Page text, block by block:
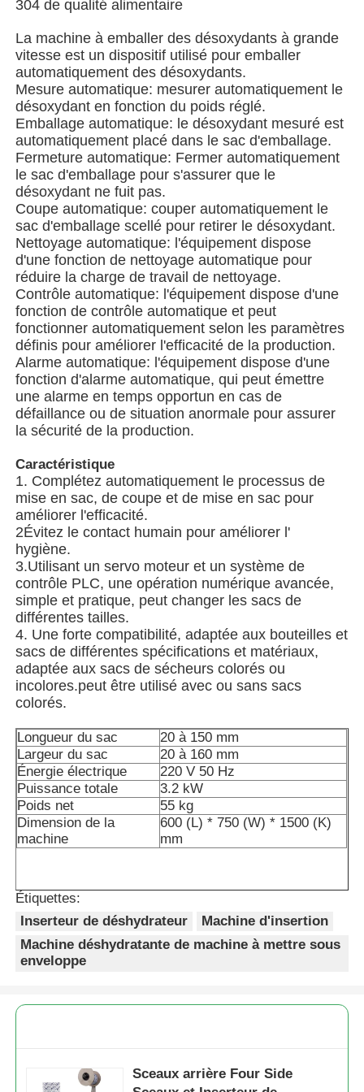
À propos de nous
Visite de l'usine
Contrôle de qualité
Nous contacter
nouvelles
Les affaires
Machines à emballer en rotation
Machine à emballer à plusieurs voies
Machine déshydratante de machine à mettre sous
Machine à compter les cartes
Machines d'emballage
machine à cartonner
machine de remplissage
Machine d'emballage de sacs à filets
machine à emballer de sac de maille
Machine à emballer horizontale
Machine d'emballage à comptage visuel
Machine d'emballage de poudre
304 de qualité alimentaire
La machine à emballer des désoxydants à grande
vitesse est un dispositif utilisé pour emballer
automatiquement des désoxydants.
Mesure automatique: mesurer automatiquement le
désoxydant en fonction du poids réglé.
Emballage automatique: le désoxydant mesuré est
automatiquement placé dans le sac d'emballage.
Fermeture automatique: Fermer automatiquement
le sac d'emballage pour s'assurer que le
désoxydant ne fuit pas.
Coupe automatique: couper automatiquement le
sac d'emballage scellé pour retirer le désoxydant.
Nettoyage automatique: l'équipement dispose
d'une fonction de nettoyage automatique pour
réduire la charge de travail de nettoyage.
Contrôle automatique: l'équipement dispose d'une
fonction de contrôle automatique et peut
fonctionner automatiquement selon les paramètres
définis pour améliorer l'efficacité de la production.
Alarme automatique: l'équipement dispose d'une
fonction d'alarme automatique, qui peut émettre
une alarme en temps opportun en cas de
défaillance ou de situation anormale pour assurer
la sécurité de la production.
Caractéristique
1. Complétez automatiquement le processus de
mise en sac, de coupe et de mise en sac pour
améliorer l'efficacité.
2Évitez le contact humain pour améliorer l'
hygiène.
3.Utilisant un servo moteur et un système de
contrôle PLC, une opération numérique avancée,
simple et pratique, peut changer les sacs de
différentes tailles.
4. Une forte compatibilité, adaptée aux bouteilles et
sacs de différentes spécifications et matériaux,
adaptée aux sacs de sécheurs colorés ou
incolores.peut être utilisé avec ou sans sacs
colorés.
Longueur du sac
20 à 150 mm
Largeur du sac
20 à 160 mm
Énergie électrique
220 V 50 Hz
Puissance totale
3.2 kW
Poids net
55 kg
Dimension de la
machine
600 (L) * 750 (W) * 1500 (K)
mm
Étiquettes:
Inserteur de déshydrateur
Machine d'insertion
Machine déshydratante de machine à mettre sous
enveloppe
Sceaux arrière Four Side